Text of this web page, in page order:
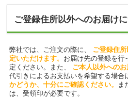
ご登録住所以外へのお届け
弊社では、ご注文の際に、 ご登録住
定いただけます。 お届け先の登録を行
定ください。また、
ご本人以外への
代引きによるお支払いを希望する場合
かどうか、十分にご確認ください。
ま
は、受領印が必要です。